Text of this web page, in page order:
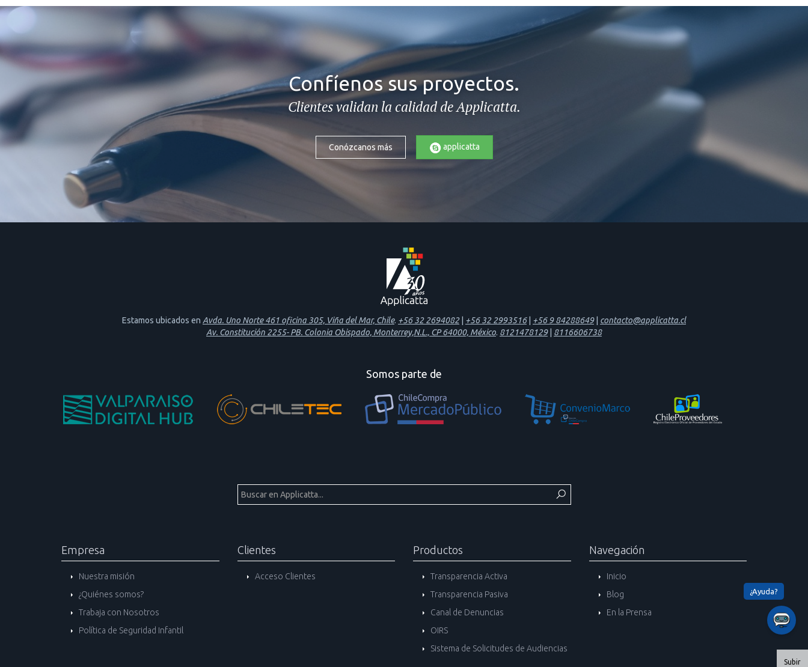
Subir
Confíenos sus proyectos.
Clientes validan la calidad de Applicatta.
Conózcanos más applicatta
Estamos ubicados en Avda. Uno Norte 461 oficina 305, Viña del Mar, Chile. +56 32 2694082| +56 32 2993516| +56 9 84288649| contacto@applicatta.cl
Av. Constitución 2255- PB. Colonia Obispado, Monterrey,N.L., CP 64000, México. 8121478129| 8116606738
Somos parte de
Empresa
Nuestra misión
¿Quiénes somos?
Trabaja con Nosotros
Política de Seguridad Infantil
Clientes
Acceso Clientes
Productos
Transparencia Activa
Transparencia Pasiva
Canal de Denuncias
OIRS
Sistema de Solicitudes de Audiencias
Navegación
Inicio
Blog
En la Prensa